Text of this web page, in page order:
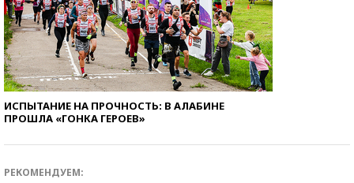
ИСПЫТАНИЕ НА ПРОЧНОСТЬ: В АЛАБИНЕ
ПРОШЛА «ГОНКА ГЕРОЕВ»
РЕКОМЕНДУЕМ: